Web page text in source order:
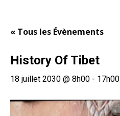
« Tous les Évènements
History Of Tibet
18 juillet 2030 @ 8h00 - 17h00